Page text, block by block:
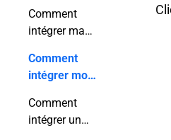
Gmail ?
un code QR ?
Comment
intégrer ma
dans
WordPress ?
Comment
intégrer mon
le site Wix ?
Comment
intégrer un